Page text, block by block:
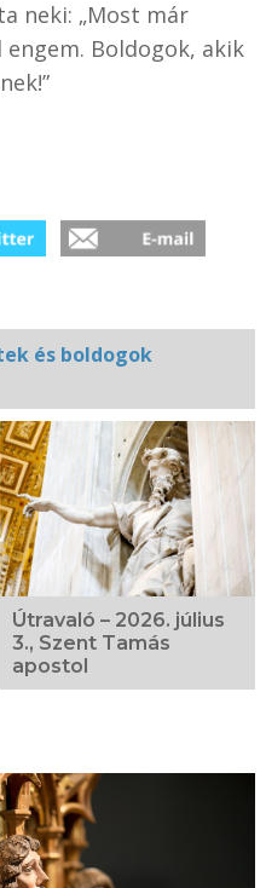
neki: „Most már
Boldogok, akik
és boldogok
Útravaló – 2026. július
3., Szent Tamás
apostol